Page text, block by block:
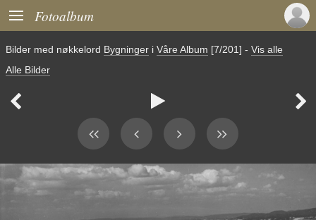
 Fotoalbum
Bilder med nøkkelord Bygninger i Våre Album [7/201] - Vis alle
Alle Bilder
  